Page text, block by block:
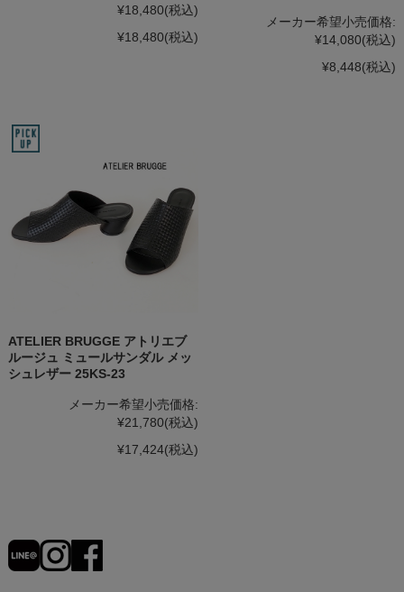
¥18,480(税込)
¥18,480(税込)
メーカー希望小売価格:
¥14,080(税込)
¥8,448(税込)
ATELIER BRUGGE アトリエブ
ルージュ ミュールサンダル メッ
シュレザー 25KS-23
メーカー希望小売価格:
¥21,780(税込)
¥17,424(税込)